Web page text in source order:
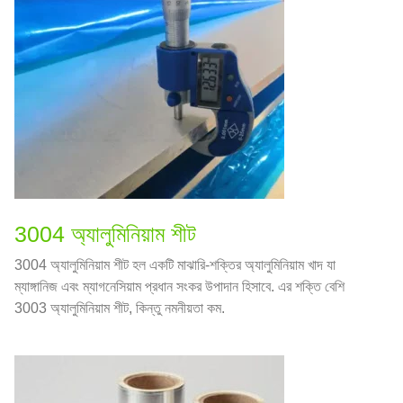
3004 অ্যালুমিনিয়াম শীট
3004 অ্যালুমিনিয়াম শীট হল একটি মাঝারি-শক্তির অ্যালুমিনিয়াম খাদ যা
ম্যাঙ্গানিজ এবং ম্যাগনেসিয়াম প্রধান সংকর উপাদান হিসাবে. এর শক্তি বেশি
3003 অ্যালুমিনিয়াম শীট, কিন্তু নমনীয়তা কম.